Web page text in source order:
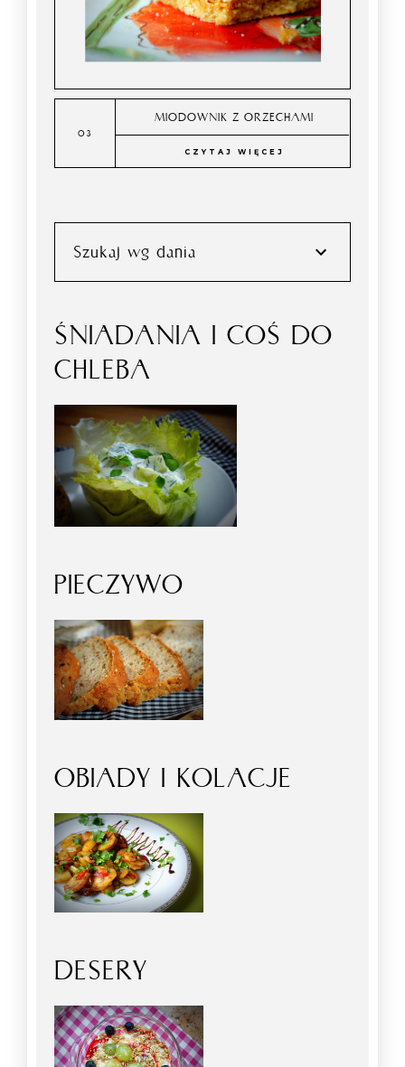
MIODOWNIK Z ORZECHAMI
CZYTAJ WIĘCEJ
Szukaj wg dania
ŚNIADANIA I COŚ DO
CHLEBA
PIECZYWO
OBIADY I KOLACJE
DESERY